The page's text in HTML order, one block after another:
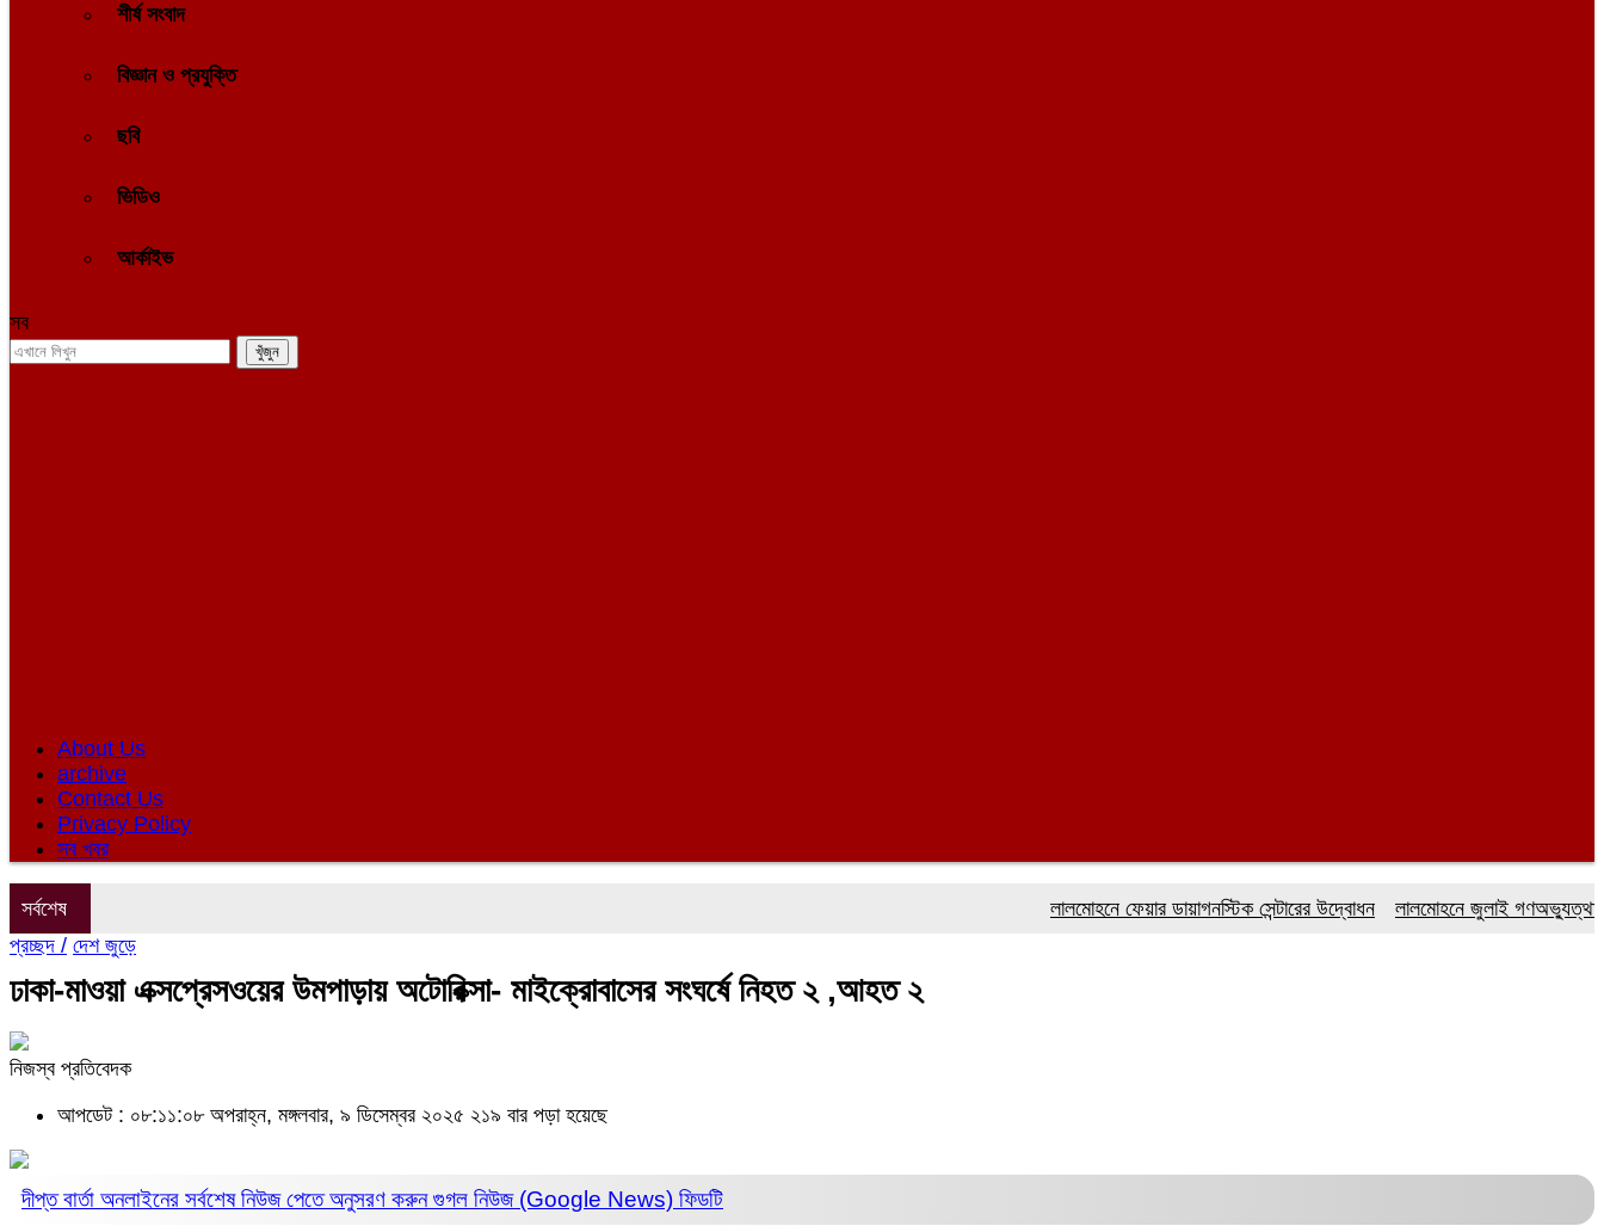
শীর্ষ সংবাদ
বিজ্ঞান ও প্রযুক্তি
ছবি
ভিডিও
আর্কাইভ
সব
About Us
archive
Contact Us
Privacy Policy
সব খবর
সর্বশেষ লালমোহনে ফেয়ার ডায়াগনস্টিক সেন্টারের উদ্বোধন
লালমোহনে জুলাই গণঅভ্যুত্থান দিবস
প্রচ্ছদ / দেশ জুড়ে
ঢাকা-মাওয়া এক্সপ্রেসওয়ের উমপাড়ায় অটোরিক্সা- মাইক্রোবাসের সংঘর্ষে নিহত ২ ,আহত ২
নিজস্ব প্রতিবেদক
আপডেট : ০৮:১১:০৮ অপরাহ্ন, মঙ্গলবার, ৯ ডিসেম্বর ২০২৫ ২১৯ বার পড়া হয়েছে
দীপ্ত বার্তা অনলাইনের সর্বশেষ নিউজ পেতে অনুসরণ করুনগুগল নিউজ (Google News) ফিডটি